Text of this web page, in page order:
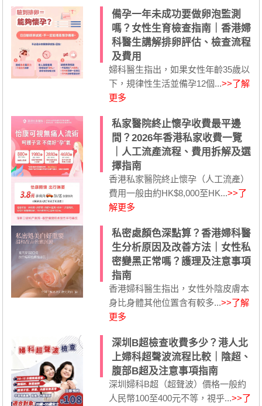
備孕一年未成功要做卵泡監測
嗎？女性生育檢查指南｜香港婦
科醫生講解排卵評估、檢查流程
及費用
婦科醫生指出，如果女性年齡35歲以
下，規律性生活並備孕12個...>>了解
更多
私家醫院終止懷孕收費最平邊
間？2026年香港私家收費一覽
｜人工流產流程、費用拆解及選
擇指南
香港私家醫院終止懷孕（人工流產）
費用一般由約HK$8,000至HK...>>了
解更多
私密處顏色深點算？香港婦科醫
生分析原因及改善方法｜女性私
密變黑正常嗎？護理及注意事項
指南
香港婦科醫生指出，女性外陰皮膚本
身比身體其他位置含有較多...>>了解
更多
深圳B超檢查收費多少？港人北
上婦科超聲波流程比較｜陰超、
腹部B超及注意事項指南
深圳婦科B超（超聲波）價格一般約
人民幣100至400元不等，視乎...>>了